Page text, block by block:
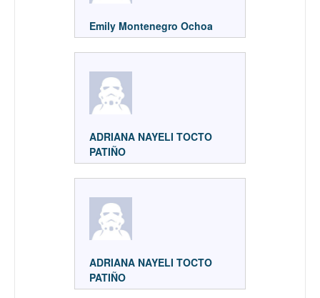
Emily Montenegro Ochoa
ADRIANA NAYELI TOCTO
PATIÑO
ADRIANA NAYELI TOCTO
PATIÑO